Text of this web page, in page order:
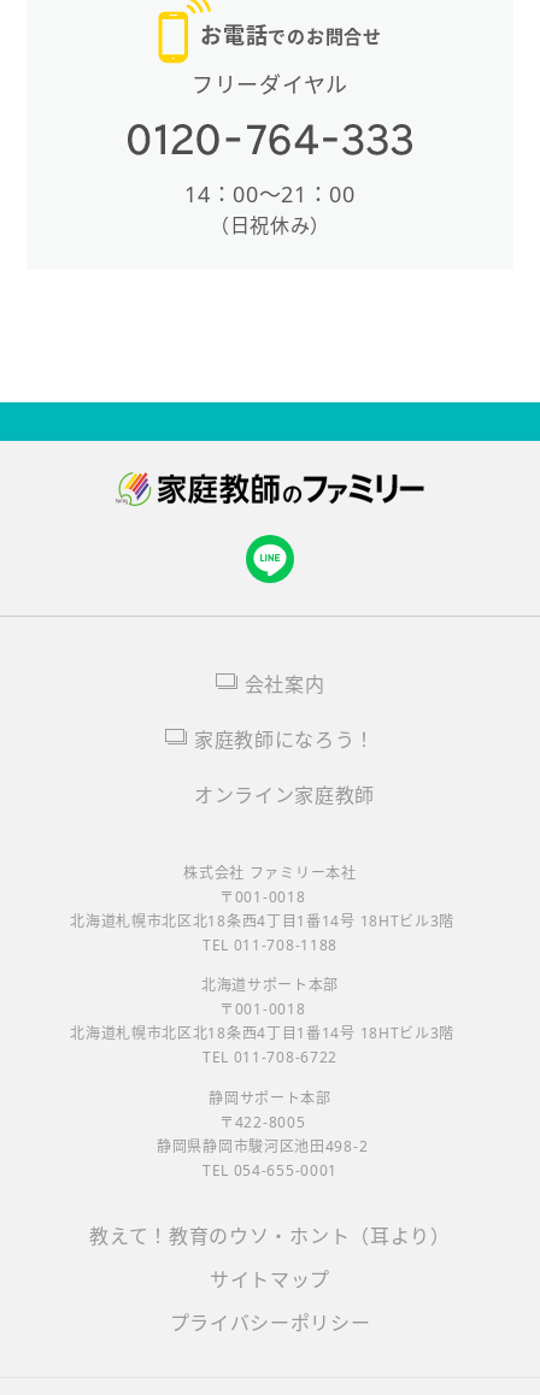
お電話でのお問合せ
フリーダイヤル
14：00〜21：00
（日祝休み）
オンライン家庭教師
家庭教師になろう！
会社案内
株式会社 ファミリー本社
〒001-0018
北海道札幌市北区北18条西4丁目1番14号 18HTビル3階
TEL 011-708-1188
北海道サポート本部
〒001-0018
北海道札幌市北区北18条西4丁目1番14号 18HTビル3階
TEL 011-708-6722
静岡サポート本部
〒422-8005
静岡県静岡市駿河区池田498-2
TEL 054-655-0001
プライバシーポリシー
サイトマップ
教えて！教育のウソ・ホント（耳より）